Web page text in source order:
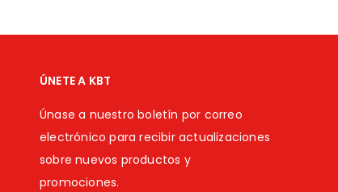
ÚNETE A KBT
Únase a nuestro boletín por correo
electrónico para recibir actualizaciones
sobre nuevos productos y
promociones.